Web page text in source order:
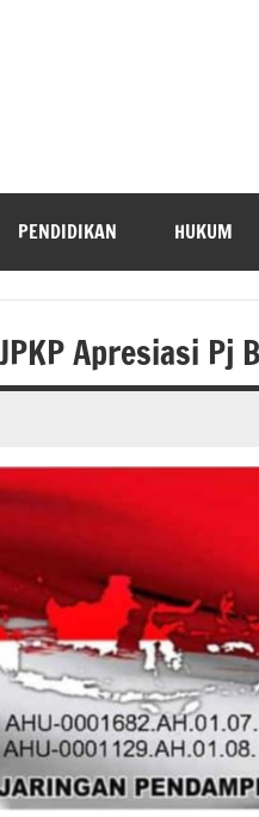
PENDIDIKAN HUKUM
Apresiasi